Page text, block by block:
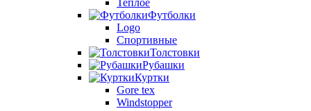
Теплое
Футболки
Logo
Спортивные
Толстовки
Рубашки
Куртки
Gore tex
Windstopper